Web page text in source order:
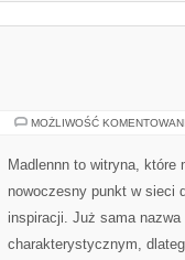
MOŻLIWOŚĆ
Madlennn to witryna, które
nowoczesny punkt w sieci
inspiracji. Już sama
charakterystycznym,